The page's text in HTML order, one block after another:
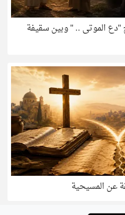
الموتى .. " وبين سقيفة
عن المسيحية